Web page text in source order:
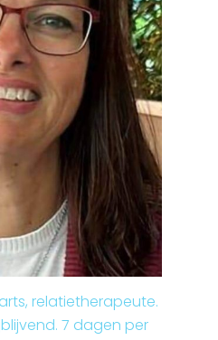
relatietherapeute.
7 dagen per